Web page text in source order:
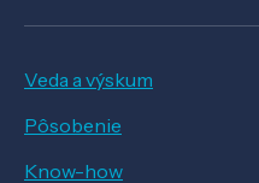
Veda a výskum
Pôsobenie
Know-how